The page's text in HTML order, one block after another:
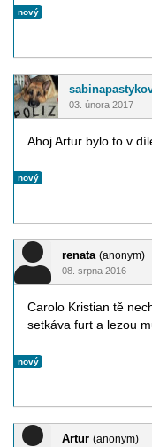
nový
03. února 2017
Ahoj Artur bylo to v
nový
renata (anonym)
08. srpna 2016
Carolo Kristian tě
setkáva furt a lezou
nový
Artur (anonym)